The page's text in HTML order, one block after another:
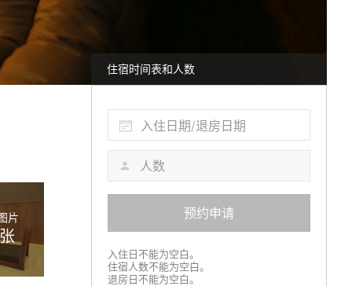
住宿时间表和人数
入住日期/退房日期
预约申请
入住日不能为空白。
住宿人数不能为空白。
退房日不能为空白。
片